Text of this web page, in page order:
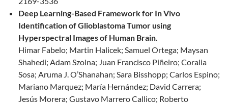
Deep Learning-Based Framework for In Vivo
Identification of Glioblastoma Tumor using
Hyperspectral Images of Human Brain.
Himar Fabelo; Martin Halicek; Samuel Ortega; Maysan
Shahedi; Adam Szolna; Juan Francisco Piñeiro; Coralia
Sosa; Aruma J. O’Shanahan; Sara Bisshopp; Carlos Espino;
Mariano Marquez; María Hernández; David Carrera;
Jesús Morera; Gustavo Marrero Callico; Roberto